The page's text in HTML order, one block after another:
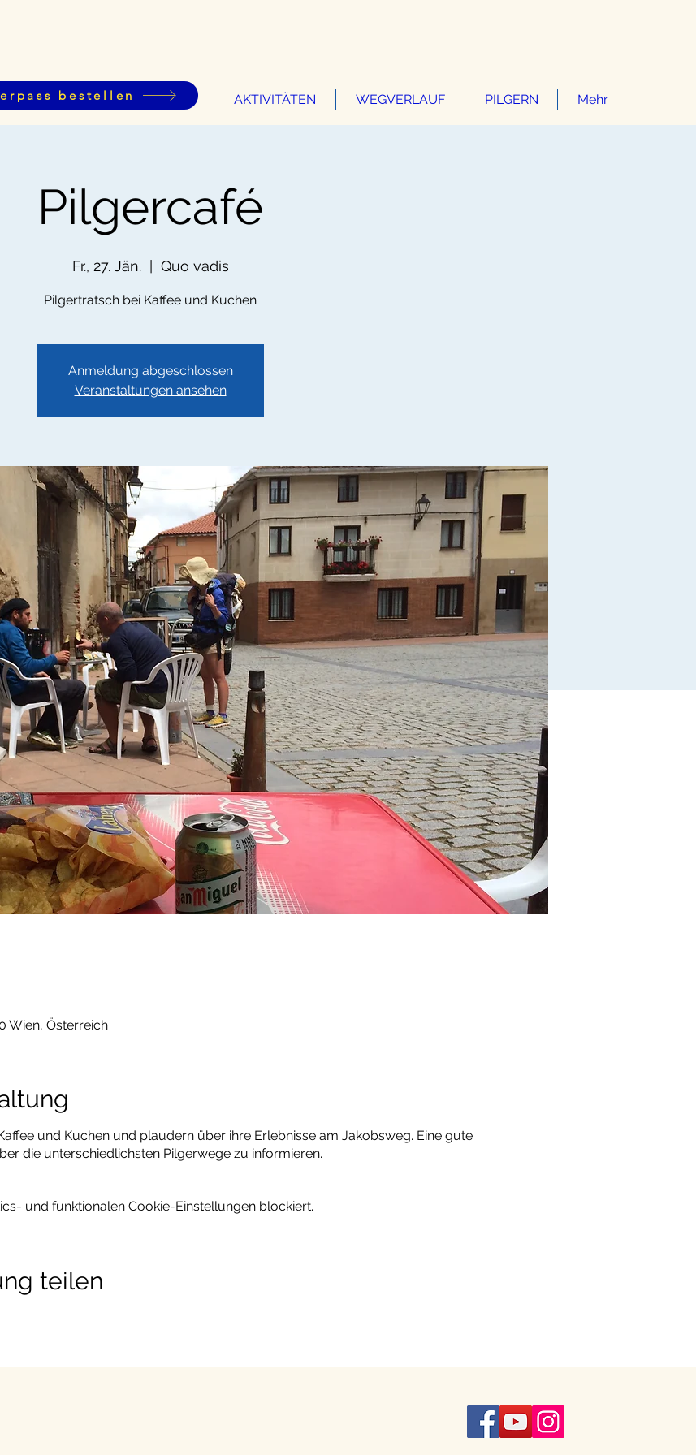
bestellen AKTIVITÄTEN WEGVERLAUF PILGERN Mehr
Pilgercafé
Fr., 27. Jän.
  |
Quo vadis
Pilgertratsch bei Kaffee und Kuchen
Anmeldung abgeschlossen
Veranstaltungen ansehen
Wien, Österreich
und Kuchen und plaudern über ihre Erlebnisse am Jakobsweg. Eine gute
die unterschiedlichsten Pilgerwege zu informieren.
und funktionalen Cookie-Einstellungen blockiert.
teilen